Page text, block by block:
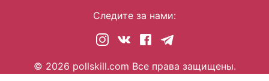
Следите за нами:
© 2026 pollskill.com Все права защищены.